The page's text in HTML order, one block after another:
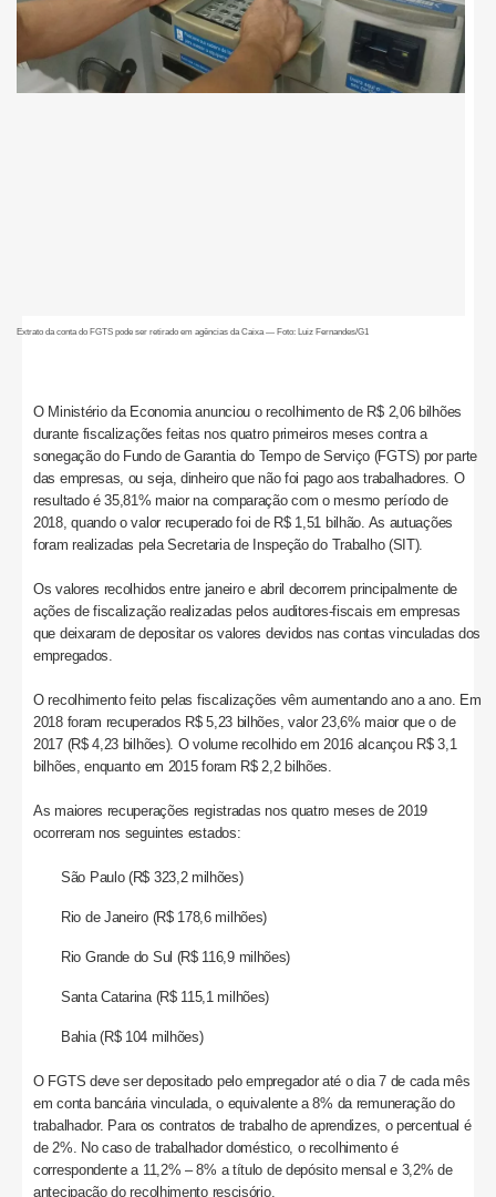
Extrato da conta do FGTS pode ser retirado em agências da Caixa — Foto: Luiz Fernandes/G1
O Ministério da Economia anunciou o recolhimento de R$ 2,06 bilhões
durante fiscalizações feitas nos quatro primeiros meses contra a
sonegação do Fundo de Garantia do Tempo de Serviço (FGTS) por parte
das empresas, ou seja, dinheiro que não foi pago aos trabalhadores. O
resultado é 35,81% maior na comparação com o mesmo período de
2018, quando o valor recuperado foi de R$ 1,51 bilhão. As autuações
foram realizadas pela Secretaria de Inspeção do Trabalho (SIT).
Os valores recolhidos entre janeiro e abril decorrem principalmente de
ações de fiscalização realizadas pelos auditores-fiscais em empresas
que deixaram de depositar os valores devidos nas contas vinculadas dos
empregados.
O recolhimento feito pelas fiscalizações vêm aumentando ano a ano. Em
2018 foram recuperados R$ 5,23 bilhões, valor 23,6% maior que o de
2017 (R$ 4,23 bilhões). O volume recolhido em 2016 alcançou R$ 3,1
bilhões, enquanto em 2015 foram R$ 2,2 bilhões.
As maiores recuperações registradas nos quatro meses de 2019
ocorreram nos seguintes estados:
São Paulo (R$ 323,2 milhões)
Rio de Janeiro (R$ 178,6 milhões)
Rio Grande do Sul (R$ 116,9 milhões)
Santa Catarina (R$ 115,1 milhões)
Bahia (R$ 104 milhões)
O FGTS deve ser depositado pelo empregador até o dia 7 de cada mês
em conta bancária vinculada, o equivalente a 8% da remuneração do
trabalhador. Para os contratos de trabalho de aprendizes, o percentual é
de 2%. No caso de trabalhador doméstico, o recolhimento é
correspondente a 11,2% – 8% a título de depósito mensal e 3,2% de
antecipação do recolhimento rescisório.